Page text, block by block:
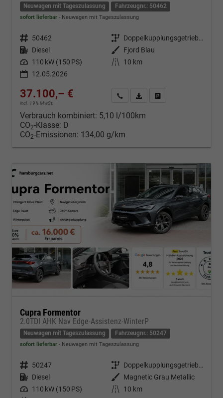
Neuwagen mit Tageszulassung Fahrzeugnr.: 50462
sofort lieferbar Neuwagen mit Tageszulassung
Fahrzeugnr. 50462 Getriebe
Doppelkupplungsgetriebe (DSG)
Kraftstoff Diesel Außenfarbe
Fjord Blau
Leistung 110 kW (150 PS) Kilometerstand
10 km
12.05.2026
37.100,– €
incl. 19% MwSt.
Kontakt & Angebot anfordern
PDF-Datei, Fahrzeugexposé
Verbrauch kombiniert: 5,10 l/100km
CO2-Klasse: D
CO2-Emissionen: 134,00 g/km
Cupra Formentor
2.0TDI AHK Nav Edge-Assistenz-WinterP
Neuwagen mit Tageszulassung Fahrzeugnr.: 50247
sofort lieferbar Neuwagen mit Tageszulassung
Fahrzeugnr. 50247 Getriebe
Doppelkupplungsgetriebe (DSG)
Kraftstoff Diesel Außenfarbe
Magnetic Grau Metallic
Leistung 110 kW (150 PS) Kilometerstand
10 km